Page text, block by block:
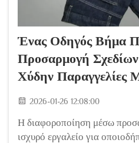
Ένας Οδηγός Βήμα
Προσαρμογή
Χύδην Παραγγελίες
2026-01-26 12:08:00
Η διαφοροποίηση μέσω
ισχυρό εργαλείο για